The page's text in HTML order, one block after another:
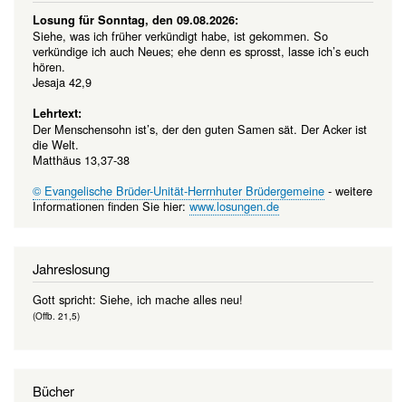
Losung für Sonntag, den 09.08.2026:
Siehe, was ich früher verkündigt habe, ist gekommen. So
verkündige ich auch Neues; ehe denn es sprosst, lasse ich’s euch
hören.
Jesaja 42,9
Lehrtext:
Der Menschensohn ist’s, der den guten Samen sät. Der Acker ist
die Welt.
Matthäus 13,37-38
© Evangelische Brüder-Unität-Herrnhuter Brüdergemeine - weitere
Informationen finden Sie hier:www.losungen.de
Jahreslosung
Gott spricht: Siehe, ich mache alles neu!
(Offb. 21,5)
Bücher